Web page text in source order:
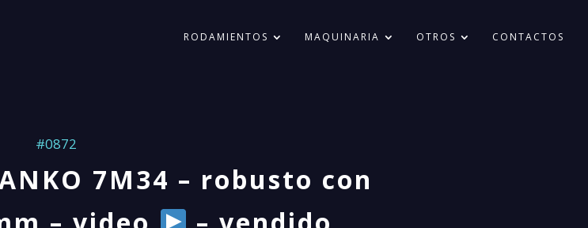
RODAMIENTOS MAQUINARIA OTROS CONTACTOS
#0872
7M34 – robusto con